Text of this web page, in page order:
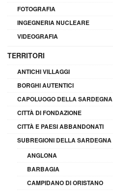
FOTOGRAFIA
INGEGNERIA NUCLEARE
VIDEOGRAFIA
TERRITORI
ANTICHI VILLAGGI
BORGHI AUTENTICI
CAPOLUOGO DELLA SARDEGNA
CITTÀ DI FONDAZIONE
CITTÀ E PAESI ABBANDONATI
SUBREGIONI DELLA SARDEGNA
ANGLONA
BARBAGIA
CAMPIDANO DI ORISTANO